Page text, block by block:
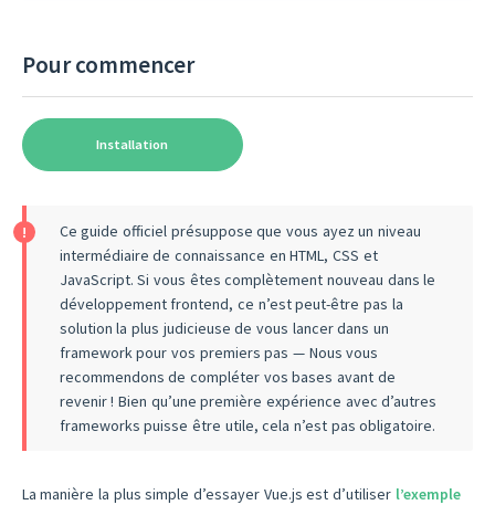
Pour commencer
Installation
Ce guide officiel présuppose que vous ayez un niveau
intermédiaire de connaissance en HTML, CSS et
JavaScript. Si vous êtes complètement nouveau dans le
développement frontend, ce n’est peut-être pas la
solution la plus judicieuse de vous lancer dans un
framework pour vos premiers pas — Nous vous
recommendons de compléter vos bases avant de
revenir ! Bien qu’une première expérience avec d’autres
frameworks puisse être utile, cela n’est pas obligatoire.
La manière la plus simple d’essayer Vue.js est d’utiliser l’exemple